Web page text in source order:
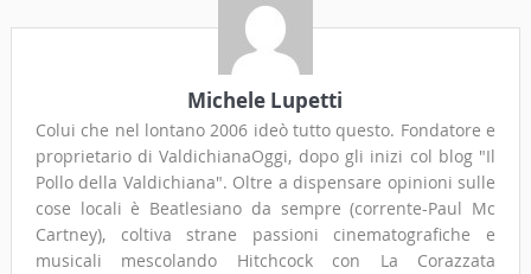
Michele Lupetti
Colui che nel lontano 2006 ideò tutto questo. Fondatore e
proprietario di ValdichianaOggi, dopo gli inizi col blog "Il
Pollo della Valdichiana". Oltre a dispensare opinioni sulle
cose locali è Beatlesiano da sempre (corrente-Paul Mc
Cartney), coltiva strane passioni cinematografiche e
musicali mescolando Hitchcock con La Corazzata